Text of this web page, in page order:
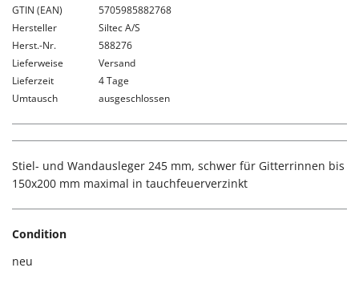
GTIN (EAN)
5705985882768
Hersteller
Siltec A/S
Herst.-Nr.
588276
Lieferweise
Versand
Lieferzeit
4 Tage
Umtausch
ausgeschlossen
Stiel- und Wandausleger 245 mm, schwer für Gitterrinnen bis
150x200 mm maximal in tauchfeuerverzinkt
Condition
neu